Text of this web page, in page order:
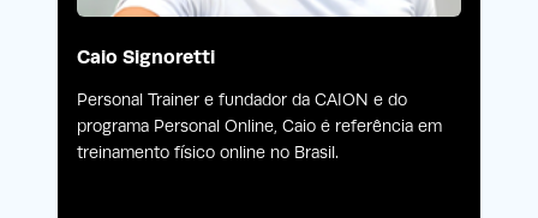
Caio Signoretti
Personal Trainer e fundador da CAION e do
programa Personal Online, Caio é referência em
treinamento físico online no Brasil.